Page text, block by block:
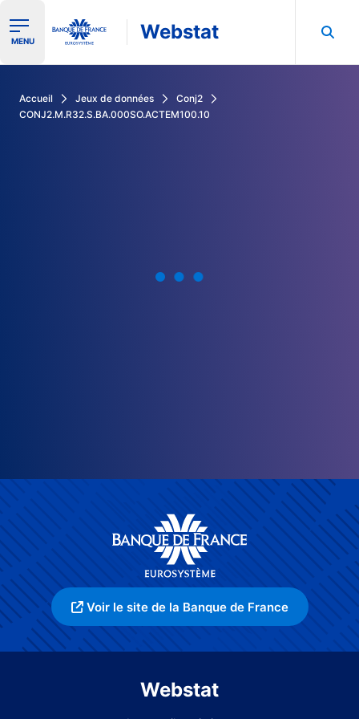
Ouvrir le menu de navigation
MENU Webstat
Accueil Jeux de données
Conj2
CONJ2.M.R32.S.BA.000SO.ACTEM100.10
Voir le site de la Banque de France
Webstat